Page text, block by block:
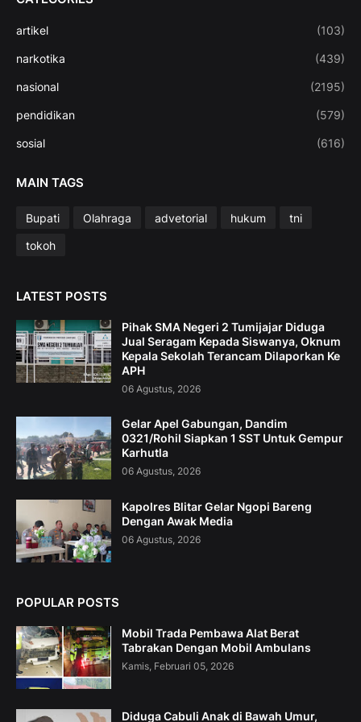
artikel (103)
narkotika (439)
nasional (2195)
pendidikan (579)
sosial (616)
MAIN TAGS
Bupati Olahraga advetorial hukum
tni
tokoh
LATEST POSTS
Pihak SMA Negeri 2 Tumijajar Diduga
Jual Seragam Kepada Siswanya, Oknum
Kepala Sekolah Terancam Dilaporkan Ke
APH
06 Agustus, 2026
Gelar Apel Gabungan, Dandim
0321/Rohil Siapkan 1 SST Untuk Gempur
Karhutla
06 Agustus, 2026
Kapolres Blitar Gelar Ngopi Bareng
Dengan Awak Media
06 Agustus, 2026
POPULAR POSTS
Mobil Trada Pembawa Alat Berat
Tabrakan Dengan Mobil Ambulans
Kamis, Februari 05, 2026
Diduga Cabuli Anak di Bawah Umur,